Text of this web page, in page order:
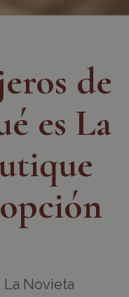
de
es La
La Novieta